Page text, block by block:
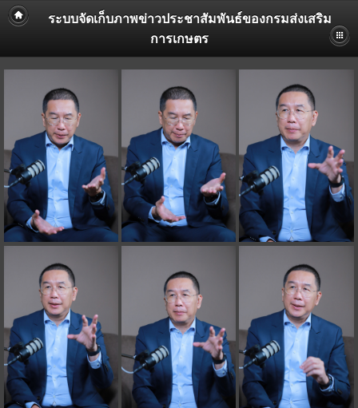
ระบบจัดเก็บภาพข่าวประชาสัมพันธ์ของกรมส่งเสริม
การเกษตร